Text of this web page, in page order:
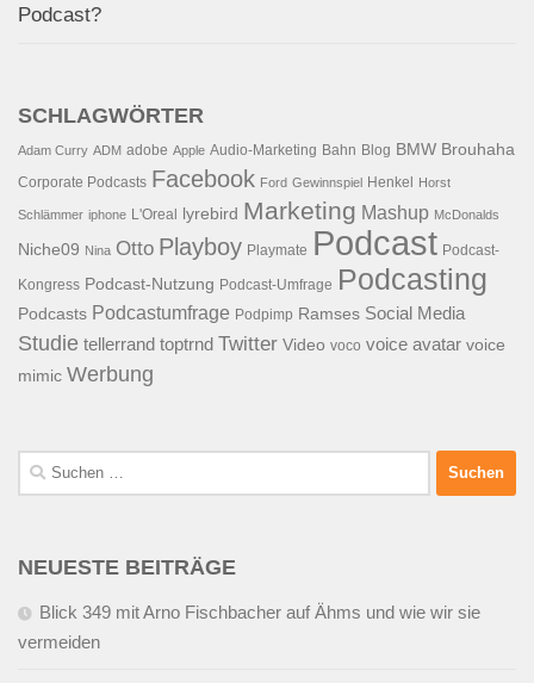
Podcast?
SCHLAGWÖRTER
Adam Curry ADM adobe Apple Audio-Marketing Bahn Blog BMW Brouhaha
Corporate Podcasts Facebook Ford Gewinnspiel Henkel Horst
Schlämmer iphone L'Oreal lyrebird Marketing Mashup McDonalds
Niche09 Nina Otto Playboy Playmate Podcast Podcast-
Kongress Podcast-Nutzung Podcast-Umfrage Podcasting
Podcasts Podcastumfrage Podpimp Ramses Social Media
Studie tellerrand toptrnd Twitter Video voco voice avatar voice
mimic Werbung
Suchen
nach:
NEUESTE BEITRÄGE
Blick 349 mit Arno Fischbacher auf Ähms und wie wir sie
vermeiden